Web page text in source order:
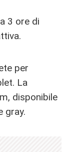
3 ore di
per
La
disponibile
gray.